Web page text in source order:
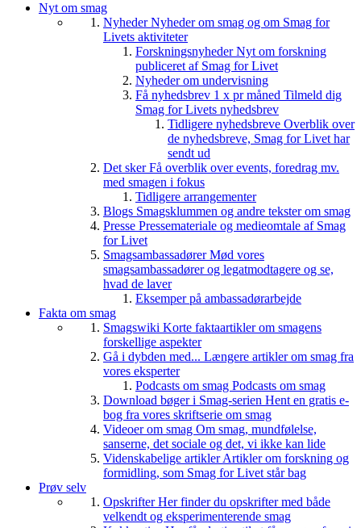
Nyt om smag
NyhederNyheder om smag og om Smag for
Livets aktiviteter
ForskningsnyhederNyt om forskning
publiceret af Smag for Livet
Nyheder om undervisning
Få nyhedsbrev 1 x pr måned Tilmeld dig
Smag for Livets nyhedsbrev
Tidligere nyhedsbreve Overblik over
de nyhedsbreve, Smag for Livet har
sendt ud
Det skerFå overblik over events, foredrag mv.
med smagen i fokus
Tidligere arrangementer
Blogs Smagsklummen og andre tekster om smag
Presse Pressemateriale og medieomtale af Smag
for Livet
SmagsambassadørerMød vores
smagsambassadører og legatmodtagere og se,
hvad de laver
Eksemper på ambassadørarbejde
Fakta om smag
Smagswiki Korte faktaartikler om smagens
forskellige aspekter
Gå i dybden med... Længere artikler om smag fra
vores eksperter
Podcasts om smag Podcasts om smag
Download bøger i Smag-serien Hent en gratis e-
bog fra vores skriftserie om smag
Videoer om smag Om smag, mundfølelse,
sanserne, det sociale og det, vi ikke kan lide
Videnskabelige artiklerArtikler om forskning og
formidling, som Smag for Livet står bag
Prøv selv
OpskrifterHer finder du opskrifter med både
velkendt og eksperimenterende smag